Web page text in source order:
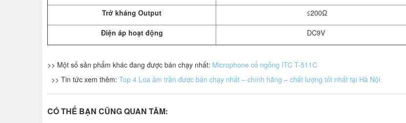
Trở kháng Output ≤200Ω
Điện áp hoạt động DC9V
>> Một số sản phẩm khác đang được bán chạy nhất: Microphone cổ ngỗng ITC T-511C
>> Tin tức xem thêm: Top 4 Loa âm trần được bán chạy nhất – chính hãng – chất lượng tốt nhất tại Hà Nội
CÓ THỂ BẠN CŨNG QUAN TÂM: